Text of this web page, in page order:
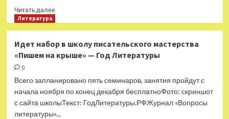
Литературы
Читать далееПрочитать
россиян
читают
неделю
и
не
любят
Литература
Идет набор в школу писательского мастерства
«Пишем на крыше» — Год Литературы
0
Всего запланировано пять семинаров, занятия пройдут с
начала ноября по конец декабря бесплатноФото: скриншот
с сайта школыТекст: ГодЛитературы.РФЖурнал «Вопросы
литературы»...